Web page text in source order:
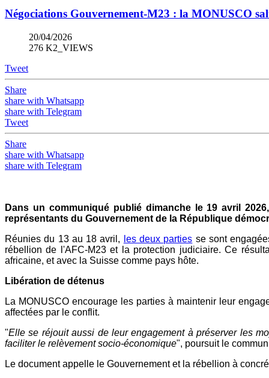
Négociations Gouvernement-M23 : la MONUSCO
20/04/2026
276 K2_VIEWS
Tweet
Share
share with Whatsapp
share with Telegram
Tweet
Share
share with Whatsapp
share with Telegram
Dans un communiqué publié dimanche le 19 avril
représentants du Gouvernement de la République
Réunies du 13 au 18 avril,
les deux parties se sont
rébellion de l'AFC-M23 et la protection judiciaire. Ce
africaine, et avec la Suisse comme pays hôte.
Libération de détenus
La MONUSCO encourage les parties à maintenir leur
affectées par le conflit.
"Elle se réjouit aussi de leur engagement à préserver les
faciliter le relèvement socio-économique", poursuit le
Le document appelle le Gouvernement et la rébellion à